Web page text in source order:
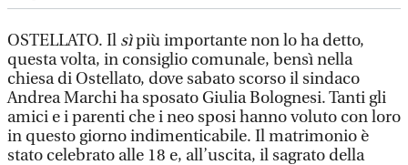
OSTELLATO. Il sìpiù importante non lo ha detto,
questa volta, in consiglio comunale, bensì nella
chiesa di Ostellato, dove sabato scorso il sindaco
Andrea Marchi ha sposato Giulia Bolognesi. Tanti gli
amici e i parenti che i neo sposi hanno voluto con loro
in questo giorno indimenticabile. Il matrimonio è
stato celebrato alle 18 e, all’uscita, il sagrato della